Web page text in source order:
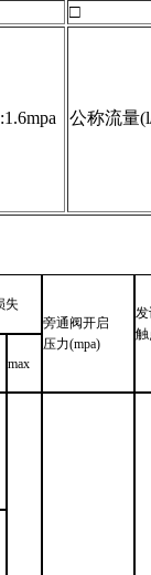
□
公称流量
失
旁通阀开启
压力(mpa)
max